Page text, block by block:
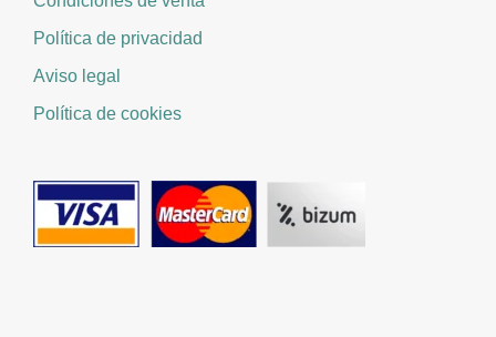
Política de privacidad
Aviso legal
Política de cookies